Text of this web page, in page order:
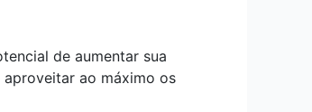
de aumentar sua
ao máximo os